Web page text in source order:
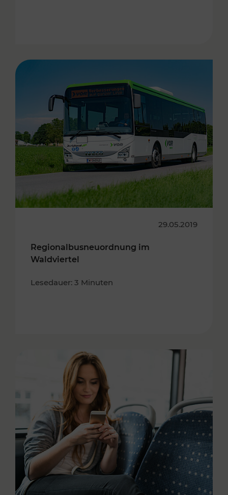
29.05.2019
Regionalbusneuordnung im
Waldviertel
Lesedauer: 3 Minuten